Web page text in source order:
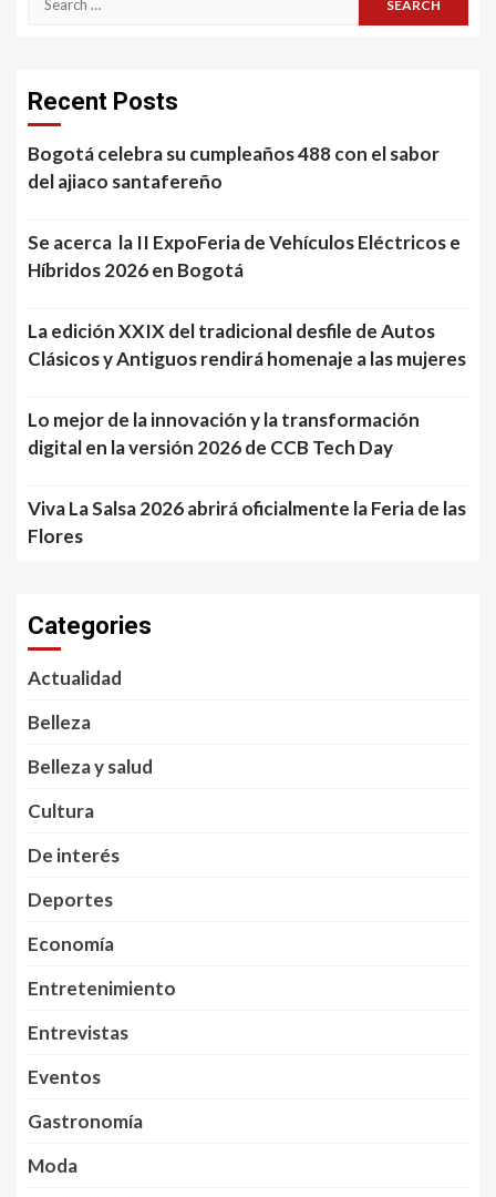
Recent Posts
Bogotá celebra su cumpleaños 488 con el sabor
del ajiaco santafereño
Se acerca la II ExpoFeria de Vehículos Eléctricos e
Híbridos 2026 en Bogotá
La edición XXIX del tradicional desfile de Autos
Clásicos y Antiguos rendirá homenaje a las mujeres
Lo mejor de la innovación y la transformación
digital en la versión 2026 de CCB Tech Day
Viva La Salsa 2026 abrirá oficialmente la Feria de las
Flores
Categories
Actualidad
Belleza
Belleza y salud
Cultura
De interés
Deportes
Economía
Entretenimiento
Entrevistas
Eventos
Gastronomía
Moda